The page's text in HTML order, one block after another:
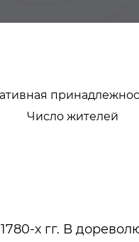
Число жителей
х гг. В